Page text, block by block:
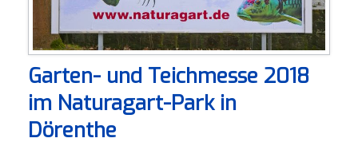
Garten- und Teichmesse 2018
im Naturagart-Park in
Dörenthe